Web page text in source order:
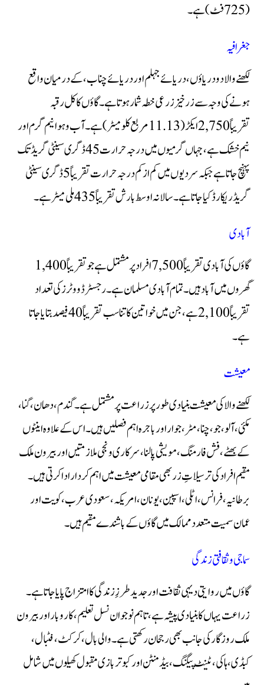
(725 فٹ) ہے۔
جغرافیہ
لکھنے والا دو دریاؤں، دریائے جہلم اور دریائے چناب، کے درمیان واقع
ہونے کی وجہ سے زرخیز زرعی خطہ شمار ہوتا ہے۔ گاؤں کا کل رقبہ
تقریباً 2,750 ایکڑ (11.13 مربع کلومیٹر) ہے۔ آب و ہوا نیم گرم اور
نیم خشک ہے، جہاں گرمیوں میں درجہ حرارت 45 ڈگری سینٹی گریڈ تک
پہنچ جاتا ہے جبکہ سردیوں میں کم از کم درجہ حرارت تقریباً 5 ڈگری سینٹی
گریڈ ریکارڈ کیا جاتا ہے۔ سالانہ اوسط بارش تقریباً 435 ملی میٹر ہے۔
آبادی
گاؤں کی آبادی تقریباً 7,500 افراد پر مشتمل ہے جو تقریباً 1,400
گھروں میں آباد ہیں۔ تمام آبادی مسلمان ہے۔ رجسٹرڈ ووٹرز کی تعداد
تقریباً 2,100 ہے، جن میں خواتین کا تناسب تقریباً 40 فیصد بتایا جاتا
ہے۔
معیشت
لکھنے والا کی معیشت بنیادی طور پر زراعت پر مشتمل ہے۔ گندم، دھان، گنا،
مکئی، آلو، جو، چنا، مٹر، جوار اور باجرہ اہم فصلیں ہیں۔ اس کے علاوہ اینٹوں
کے بھٹے، فش فارمنگ، مویشی پالنا، سرکاری و نجی ملازمتیں اور بیرون ملک
مقیم افراد کی ترسیلاتِ زر بھی مقامی معیشت میں اہم کردار ادا کرتی ہیں۔
برطانیہ، فرانس، اٹلی، اسپین، یونان، امریکہ، سعودی عرب، کویت اور
عمان سمیت متعدد ممالک میں گاؤں کے باشندے مقیم ہیں۔
سماجی و ثقافتی زندگی
گاؤں میں روایتی دیہی ثقافت اور جدید طرزِ زندگی کا امتزاج پایا جاتا ہے۔
زراعت یہاں کا بنیادی پیشہ ہے، تاہم نوجوان نسل تعلیم، کاروبار اور بیرون
ملک روزگار کی جانب بھی رجحان رکھتی ہے۔ والی بال، کرکٹ، فٹبال،
کبڈی، ہاکی، ٹینٹ پیگنگ، بیڈمنٹن اور کبوتر بازی مقبول کھیلوں میں شامل